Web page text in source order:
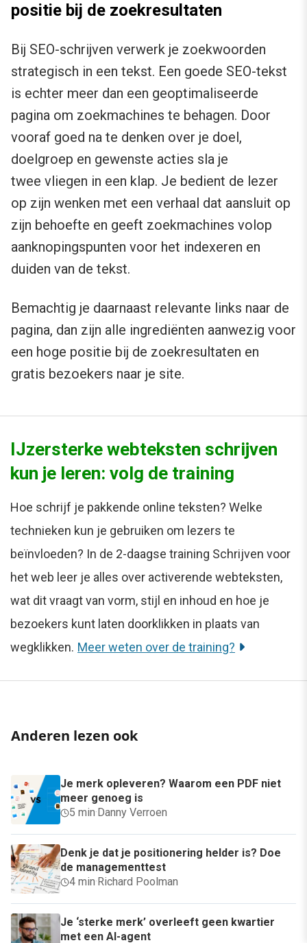
positie bij de zoekresultaten
Bij SEO-schrijven verwerk je zoekwoorden
strategisch in een tekst. Een goede SEO-tekst
is echter meer dan een geoptimaliseerde
pagina om zoekmachines te behagen. Door
vooraf goed na te denken over je doel,
doelgroep en gewenste acties sla je
twee vliegen in een klap. Je bedient de lezer
op zijn wenken met een verhaal dat aansluit op
zijn behoefte en geeft zoekmachines volop
aanknopingspunten voor het indexeren en
duiden van de tekst.
Bemachtig je daarnaast relevante links naar de
pagina, dan zijn alle ingrediënten aanwezig voor
een hoge positie bij de zoekresultaten en
gratis bezoekers naar je site.
IJzersterke webteksten schrijven
kun je leren: volg de training
Hoe schrijf je pakkende online teksten? Welke
technieken kun je gebruiken om lezers te
beïnvloeden? In de 2-daagse training Schrijven voor
het web leer je alles over activerende webteksten,
wat dit vraagt van vorm, stijl en inhoud en hoe je
bezoekers kunt laten doorklikken in plaats van
wegklikken. Meer weten over de training?
Anderen lezen ook
Je merk opleveren? Waarom een PDF niet
meer genoeg is
5 min· Danny Verroen
Denk je dat je positionering helder is? Doe
de managementtest
4 min· Richard Poolman
Je ‘sterke merk’ overleeft geen kwartier
met een AI-agent